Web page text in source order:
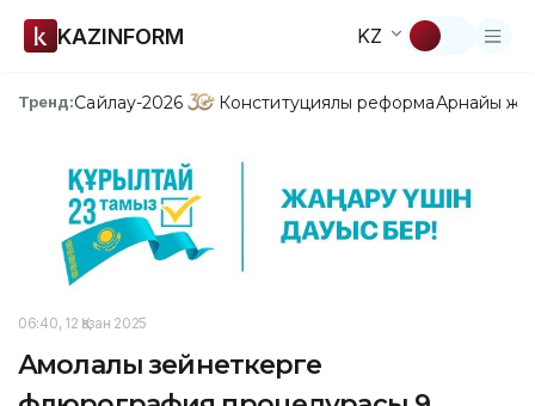
KAZINFORM KZ
Тренд:Сайлау-2026 Конституциялық реформаАрнайы
06:40, 12 Қазан 2025
Ақмолалық зейнеткерге